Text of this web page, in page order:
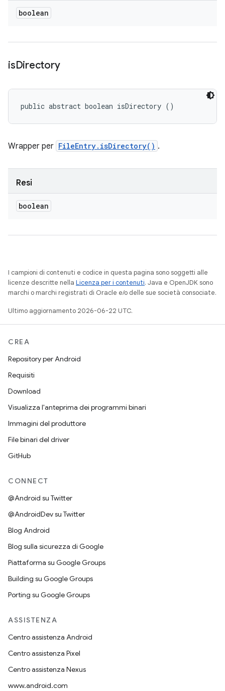
boolean
isDirectory
public abstract boolean isDirectory ()
Wrapper per FileEntry.isDirectory() .
Resi
boolean
I campioni di contenuti e codice in questa pagina sono soggetti alle
licenze descritte nella Licenza per i contenuti. Java e OpenJDK sono
marchi o marchi registrati di Oracle e/o delle sue società consociate.
Ultimo aggiornamento 2026-06-22 UTC.
CREA
Repository per Android
Requisiti
Download
Visualizza l'anteprima dei programmi binari
Immagini del produttore
File binari del driver
GitHub
CONNECT
@Android su Twitter
@AndroidDev su Twitter
Blog Android
Blog sulla sicurezza di Google
Piattaforma su Google Groups
Building su Google Groups
Porting su Google Groups
ASSISTENZA
Centro assistenza Android
Centro assistenza Pixel
Centro assistenza Nexus
www.android.com